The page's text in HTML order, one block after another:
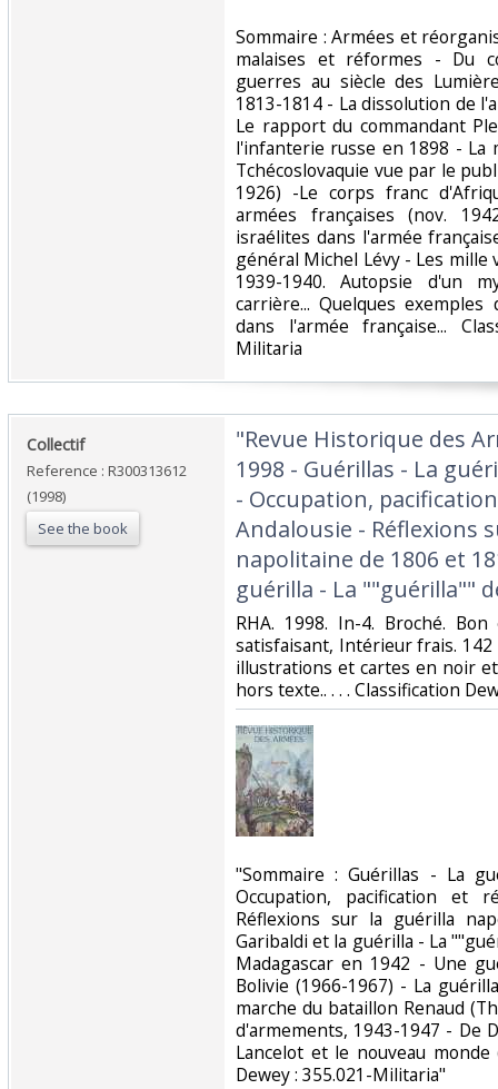
‎Sommaire : Armées et
malaises et réformes - Du
guerres au siècle des
1813-1814 - La dissolution de
Le rapport du commandant
l'infanterie russe en 1898 - La
Tchécoslovaquie vue par le
1926) -Le corps franc
armées françaises (nov.
israélites dans l'armée
général Michel Lévy - Les
1939-1940. Autopsie d'un
carrière... Quelques
dans l'armée française...
Militaria‎
‎Collectif‎
Reference : R300313612
(1998)
See the book
‎"Revue Historique des
1998 - Guérillas - La
- Occupation,
Andalousie - Réflexions
napolitaine de 1806 et
guérilla - La ""guérilla""
‎RHA. 1998. In-4. Broché.
satisfaisant, Intérieur frais.
illustrations et cartes en noir
hors texte.. . . . Classification
‎"Sommaire : Guérillas - La
Occupation, pacification et
Réflexions sur la guérilla
Garibaldi et la guérilla - La
Madagascar en 1942 - Une
Bolivie (1966-1967) - La
marche du bataillon Renaud
d'armements, 1943-1947 - De
Lancelot et le nouveau monde
Dewey : 355.021-Militaria"‎